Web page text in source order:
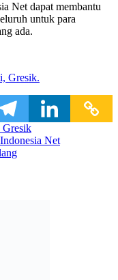
Net dapat membantu
untuk para
ada.
Gresik.
Gresik
Net